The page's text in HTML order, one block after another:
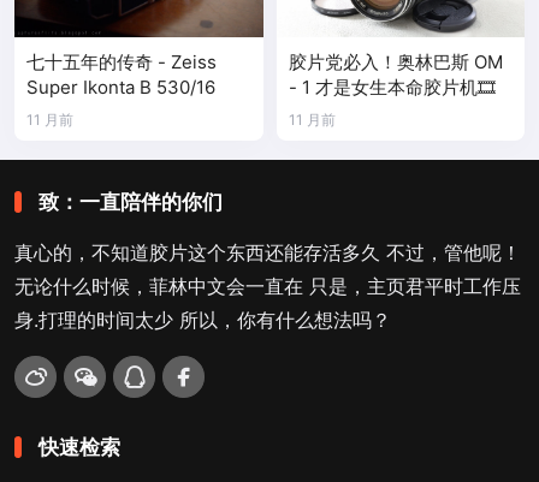
七十五年的传奇 - Zeiss
Super Ikonta B 530/16
11 月前
胶片党必入！奥林巴斯 OM
- 1 才是女生本命胶片机🎞️
11 月前
致：一直陪伴的你们
真心的，不知道胶片这个东西还能存活多久 不过，管他呢！
无论什么时候，菲林中文会一直在 只是，主页君平时工作压
身.打理的时间太少 所以，你有什么想法吗？
快速检索